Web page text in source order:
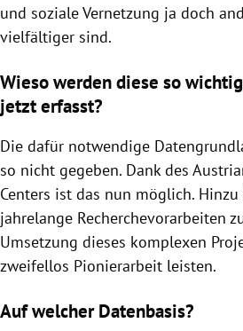
und soziale Vernetzung ja doch
vielfältiger sind.
Wieso werden diese so
jetzt erfasst?
Die dafür notwendige
so nicht gegeben. Dank des
Centers ist das nun möglich.
jahrelange Recherchevorarbeiten
Umsetzung dieses komplexen
zweifellos Pionierarbeit leisten.
Auf welcher Datenbasis?